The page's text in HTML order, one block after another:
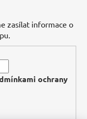
zasílat informace o
ochrany